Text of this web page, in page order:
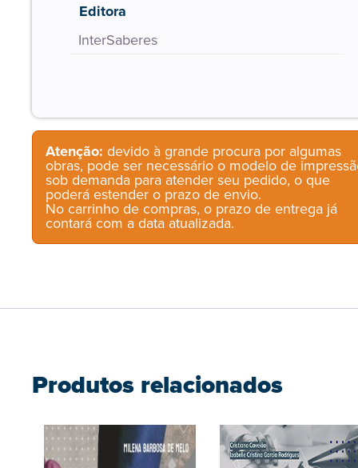
Editora
InterSaberes
Atenção: devido à grande procura por algumas
obras, pode ser necessário o modelo de
sob demanda para atender seu pedido, o que
poderá estender o prazo de envio.
No carrinho de compras, o prazo de entrega já
contará com a data atualizada.
Produtos relacionados